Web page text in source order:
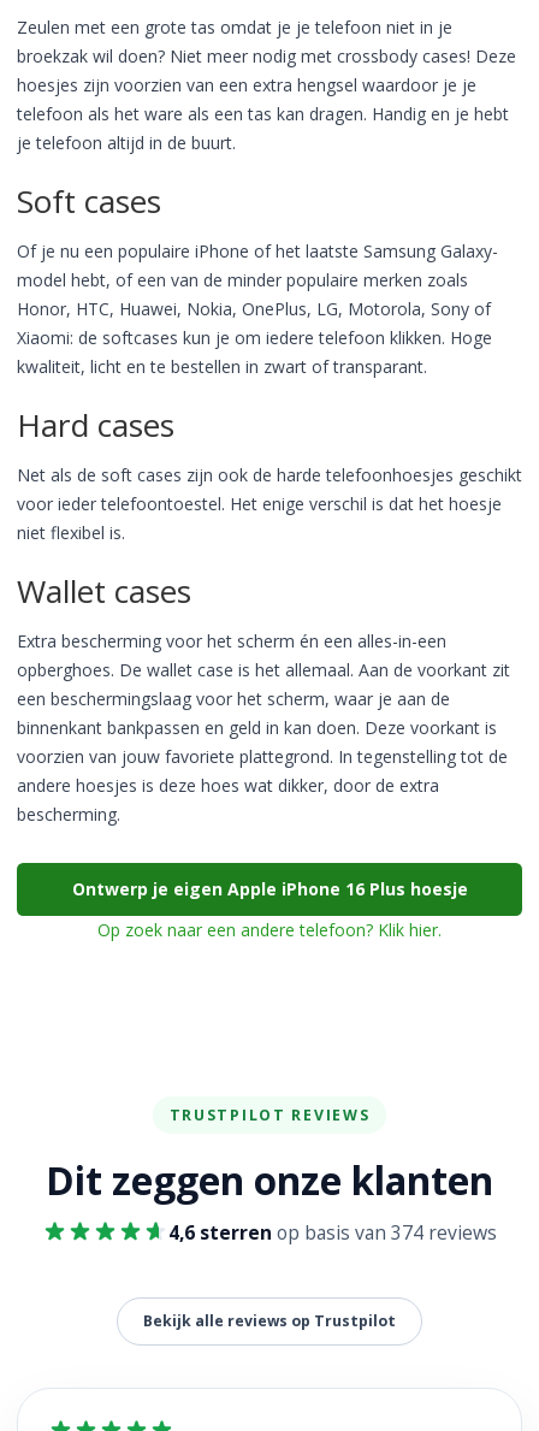
Zeulen met een grote tas omdat je je telefoon niet in je
broekzak wil doen? Niet meer nodig met crossbody cases! Deze
hoesjes zijn voorzien van een extra hengsel waardoor je je
telefoon als het ware als een tas kan dragen. Handig en je hebt
je telefoon altijd in de buurt.
Soft cases
Of je nu een populaire iPhone of het laatste Samsung Galaxy-
model hebt, of een van de minder populaire merken zoals
Honor, HTC, Huawei, Nokia, OnePlus, LG, Motorola, Sony of
Xiaomi: de softcases kun je om iedere telefoon klikken. Hoge
kwaliteit, licht en te bestellen in zwart of transparant.
Hard cases
Net als de soft cases zijn ook de harde telefoonhoesjes geschikt
voor ieder telefoontoestel. Het enige verschil is dat het hoesje
niet flexibel is.
Wallet cases
Extra bescherming voor het scherm én een alles-in-een
opberghoes. De wallet case is het allemaal. Aan de voorkant zit
een beschermingslaag voor het scherm, waar je aan de
binnenkant bankpassen en geld in kan doen. Deze voorkant is
voorzien van jouw favoriete plattegrond. In tegenstelling tot de
andere hoesjes is deze hoes wat dikker, door de extra
bescherming.
Ontwerp je eigen Apple iPhone 16 Plus hoesje
Op zoek naar een andere telefoon? Klik hier.
TRUSTPILOT REVIEWS
Dit zeggen onze klanten
4,6 sterren op basis van 374 reviews
Bekijk alle reviews op Trustpilot